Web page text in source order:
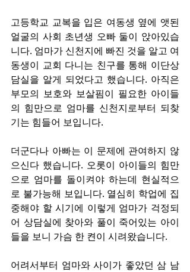
고등학교 교복을 입은 여동생 옆에 앳된
얼굴의 사회 초년생 오빠 둘이 앉아있습
니다. 엄마가 신천지에 빠진 것을 알고 여
동생이 교회 다니는 친구를 통해 이단상
담실을 알게 되었다고 했습니다. 아직은
부모의 보호와 보살핌이 필요한 아이들
의 힘만으로 엄마를 신천지로부터 되찾
기는 힘들어 보입니다.
더군다나 아빠는 이 문제에 관여하지 않
으신다 했습니다. 오롯이 아이들의 힘만
으로 엄마를 돌이켜야 하는데 현실적으
로 불가능해 보입니다. 열심히 학업에 집
중해야 할 시기에 이렇게 엄마가 걱정되
어 상담실에 찾아와 풀이 죽어있는 아이
들을 보니 가슴 한 켠이 시려왔습니다.
어려서부터 엄마와 사이가 좋았던 삼 남